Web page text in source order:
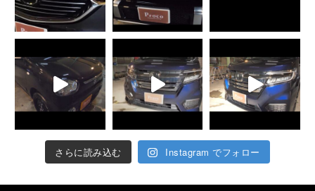
さらに読み込む Instagram でフォロー